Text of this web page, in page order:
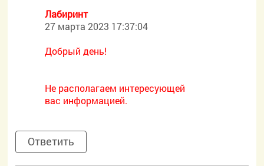
Лабиринт
27 марта 2023 17:37:04
Добрый день!
Не располагаем интересующей
вас информацией.
Ответить